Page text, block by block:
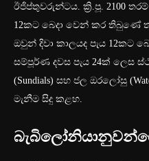
ඊජිප්තුවරුන්ටය. ක්‍රි.පූ. 2100
12කට බෙදා වෙන් කර තිබුණේ
ඔවුන් දිවා කාලයද පැය 12කට
සම්පූර්ණ දවස පැය 24ක් ලෙස
(Sundials) සහ ජල ඔරලෝසු
මැනීම සිදු කළහ.